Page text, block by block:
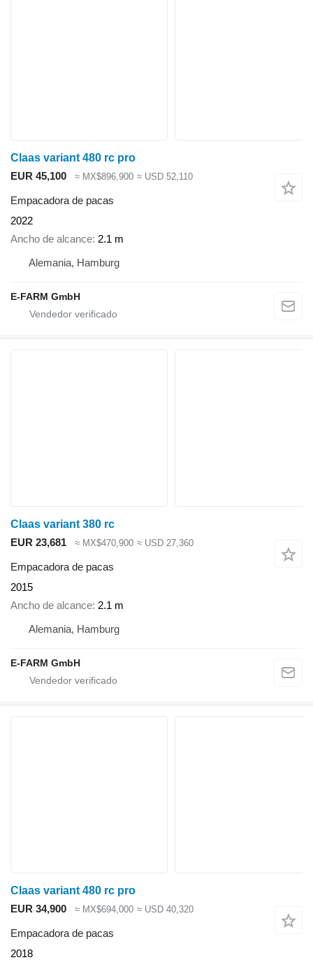
Claas variant 480 rc pro
EUR 45,100
≈ MX$896,900 ≈ USD 52,110
Empacadora de pacas
2022
Ancho de alcance 2.1 m
Alemania, Hamburg
E-FARM GmbH
Claas variant 380 rc
EUR 23,681
≈ MX$470,900 ≈ USD 27,360
Empacadora de pacas
2015
Ancho de alcance 2.1 m
Alemania, Hamburg
E-FARM GmbH
Claas variant 480 rc pro
EUR 34,900
≈ MX$694,000 ≈ USD 40,320
Empacadora de pacas
2018